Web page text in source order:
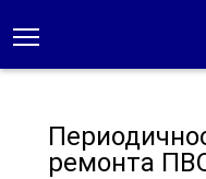
ремонта